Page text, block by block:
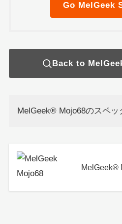
Go MelGeek
Back to
MelGeek®︎ Mojo68のスペッ
MelGeek®︎